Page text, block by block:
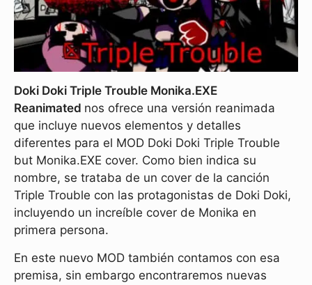
Doki Doki Triple Trouble Monika.EXE
Reanimated nos ofrece una versión reanimada
que incluye nuevos elementos y detalles
diferentes para el MOD Doki Doki Triple Trouble
but Monika.EXE cover. Como bien indica su
nombre, se trataba de un cover de la canción
Triple Trouble con las protagonistas de Doki Doki,
incluyendo un increíble cover de Monika en
primera persona.
En este nuevo MOD también contamos con esa
premisa, sin embargo encontraremos nuevas